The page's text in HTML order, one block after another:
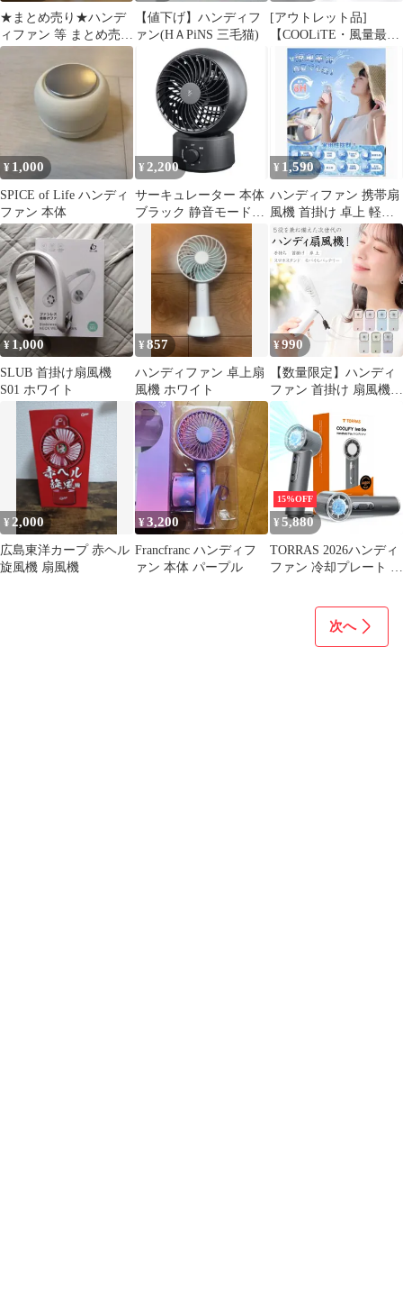
★まとめ売り★ハンデ
ィファン 等 まとめ売
り 14個
【値下げ】ハンディフ
ァン(HＡPiNS 三毛猫)
[アウトレット品]
【COOLiTE・風量最強
＆上下六風道】
TORRAS 首掛け扇風機
ネックファン ネックク
ーラー 扇風機 首掛け
携帯扇風機 折り畳み 軽
量 4000mAh アウトドア
熱中症対策 母の日 プレ
ゼント
¥ 1,000
SPICE of Life ハンディ
ファン 本体
¥ 2,200
サーキュレーター 本体
ブラック 静音モード搭
¥ 1,590
ハンディファン 携帯扇
風機 首掛け 卓上 軽量
ピンク 3WAY
¥ 1,000
SLUB 首掛け扇風機
S01 ホワイト
¥857
ハンディファン 卓上扇
風機 ホワイト
¥990
【数量限定】ハンディ
ファン 首掛け 扇風機
3000mAh 強化版 長時間
稼働 折畳み ポータブル
静音 風量調節 小型 軽
量 卓上 usb充電 モバイ
ルバッテリー スタンド
ミニファン キャンプ用
品 sg170
¥2,000
広島東洋カープ 赤ヘル
旋風機 扇風機
¥3,200
Francfranc ハンディフ
ァン 本体 パープル
15%OFF
¥ 5,880
TORRAS 2026ハンディ
ファン 冷却プレート 手
型 100段階 扇風機 ハン
ディ 静音 Type-c 充電
次へ